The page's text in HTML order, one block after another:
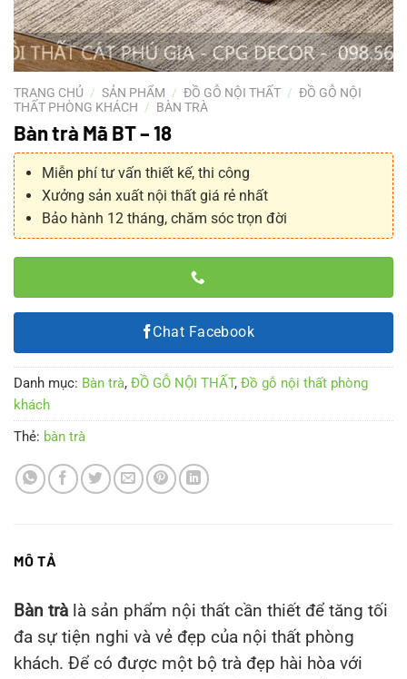
TRANG CHỦ / SẢN PHẨM / ĐỒ GỖ NỘI THẤT / ĐỒ GỖ NỘI
THẤT PHÒNG KHÁCH / BÀN TRÀ
Bàn trà Mã BT – 18
Miễn phí tư vấn thiết kế, thi công
Xưởng sản xuất nội thất giá rẻ nhất
Bảo hành 12 tháng, chăm sóc trọn đời
Chat Facebook
Danh mục: Bàn trà, ĐỒ GỖ NỘI THẤT, Đồ gỗ nội thất phòng
khách
Thẻ: bàn trà
MÔ TẢ
Bàn trà là sản phẩm nội thất cần thiết để tăng tối
đa sự tiện nghi và vẻ đẹp của nội thất phòng
khách. Để có được một bộ trà đẹp hài hòa với